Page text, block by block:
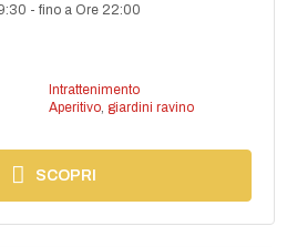
-fino a Ore 22:00
Intrattenimento
Aperitivo, giardini ravino
SCOPRI